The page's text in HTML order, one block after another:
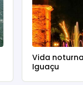
Vida
Iguaçu